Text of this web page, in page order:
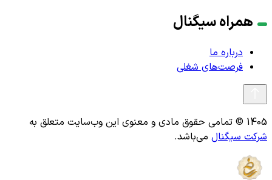
همراه سیگنال
درباره ما
فرصت‌های شغلی
1405 © تمامی حقوق مادی و معنوی این وب‌سایت متعلق به
شرکت سیگنال می‌باشد.